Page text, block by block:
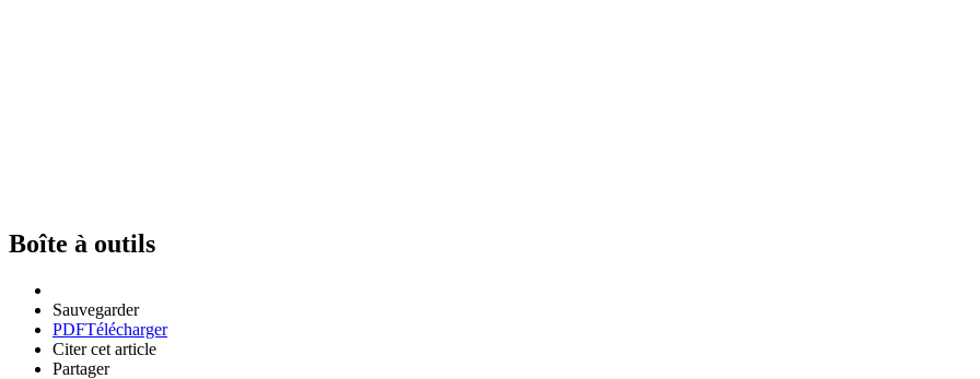
Boîte à outils
Sauvegarder
PDFTélécharger
Citer cet article
Partager